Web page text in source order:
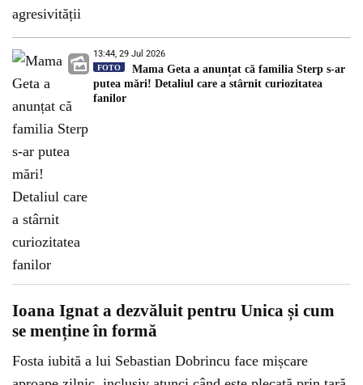
13:44, 29 Jul 2026
FOTO
Mama Geta a anunțat că familia Sterp s-ar
putea mări! Detaliul care a stârnit curiozitatea
fanilor
Ioana Ignat a dezvăluit pentru Unica și cum
se menține în formă
Fosta iubită a lui Sebastian Dobrincu face mișcare